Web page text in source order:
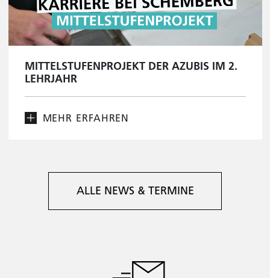
MITTELSTUFENPROJEKT DER AZUBIS IM 2.
LEHRJAHR
MEHR ERFAHREN
ALLE NEWS & TERMINE